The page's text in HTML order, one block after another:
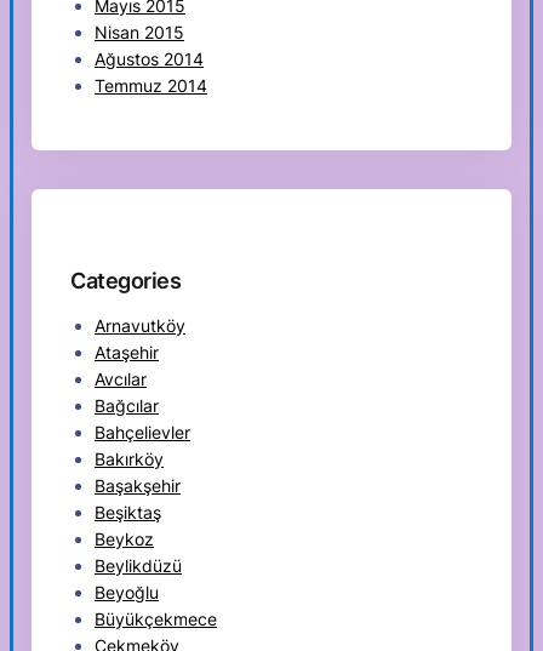
Mayıs 2015
Nisan 2015
Ağustos 2014
Temmuz 2014
Categories
Arnavutköy
Ataşehir
Avcılar
Bağcılar
Bahçelievler
Bakırköy
Başakşehir
Beşiktaş
Beykoz
Beylikdüzü
Beyoğlu
Büyükçekmece
Çekmeköy